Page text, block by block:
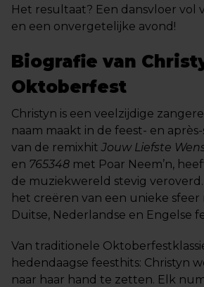
Het resultaat? Een dansvloer vol
en een onvergetelijke avond!
Biografie van
Oktoberfest
Christyn is een veelzijdige
naam maakt in de feest- en
van de remixhit Jouw Liefste
en 765348 met Poar Neem’n,
de muziekwereld stevig
het creëren van een unieke sfeer
Duitse, Nederlandse en Engelse
Van traditionele
hedendaagse feesthits: Christyn
naar haar hand te zetten. Elk